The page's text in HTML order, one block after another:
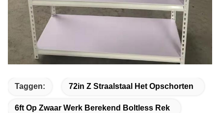
Taggen: 72in Z Straalstaal Het Opschorten
6ft Op Zwaar Werk Berekend Boltless Rek